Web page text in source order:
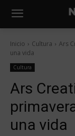
Inicio Cultura
Ars
una vida
Cultura
Ars
una vida